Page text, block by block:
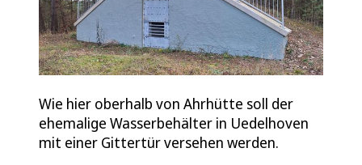
Wie hier oberhalb von Ahrhütte soll der
ehemalige Wasserbehälter in Uedelhoven
mit einer Gittertür versehen werden.